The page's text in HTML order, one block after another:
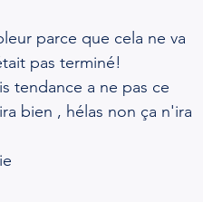
parce que cela ne va
pas terminé!
tendance a ne pas ce
bien , hélas non ça n'ira